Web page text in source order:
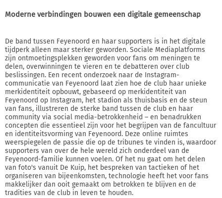
Moderne verbindingen bouwen een digitale gemeenschap
De band tussen Feyenoord en haar supporters is in het digitale
tijdperk alleen maar sterker geworden. Sociale Mediaplatforms
zijn ontmoetingsplekken geworden voor fans om meningen te
delen, overwinningen te vieren en te debatteren over club
beslissingen. Een recent onderzoek naar de Instagram-
communicatie van Feyenoord laat zien hoe de club haar unieke
merkidentiteit opbouwt, gebaseerd op merkidentiteit van
Feyenoord op Instagram, het stadion als thuisbasis en de steun
van fans, illustreren de sterke band tussen de club en haar
community via social media-betrokkenheid – en benadrukken
concepten die essentieel zijn voor het begrijpen van de fancultuur
en identiteitsvorming van Feyenoord. Deze online ruimtes
weerspiegelen de passie die op de tribunes te vinden is, waardoor
supporters van over de hele wereld zich onderdeel van de
Feyenoord-familie kunnen voelen. Of het nu gaat om het delen
van foto's vanuit De Kuip, het bespreken van tactieken of het
organiseren van bijeenkomsten, technologie heeft het voor fans
makkelijker dan ooit gemaakt om betrokken te blijven en de
tradities van de club in leven te houden.